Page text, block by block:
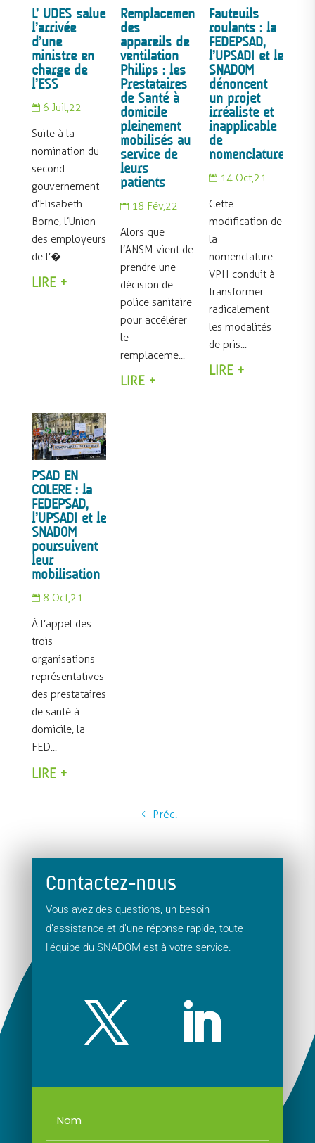
L’ UDES salue
l’arrivée
d’une
ministre en
charge de
l’ESS
 6 Juil,22
Suite à la
nomination du
second
gouvernement
d’Elisabeth
Borne, l’Union
des employeurs
de l’�...
LIRE +
Remplacement
des
appareils de
ventilation
Philips : les
Prestataires
de Santé à
domicile
pleinement
mobilisés au
service de
leurs
patients
 18 Fév,22
Alors que
l’ANSM vient de
prendre une
décision de
police sanitaire
pour accélérer
le
remplaceme...
LIRE +
Fauteuils
roulants : la
FEDEPSAD,
l’UPSADI et le
SNADOM
dénoncent
un projet
irréaliste et
inapplicable
de
nomenclature
 14 Oct,21
Cette
modification de
la
nomenclature
VPH conduit à
transformer
radicalement
les modalités
de pris...
LIRE +
PSAD EN
COLERE : la
FEDEPSAD,
l’UPSADI et le
SNADOM
poursuivent
leur
mobilisation
 8 Oct,21
À l’appel des
trois
organisations
représentatives
des prestataires
de santé à
domicile, la
FED...
LIRE +
Préc.
Contactez-nous
Vous avez des questions, un besoin
d’assistance et d’une réponse rapide, toute
l’équipe du SNADOM est à votre service.